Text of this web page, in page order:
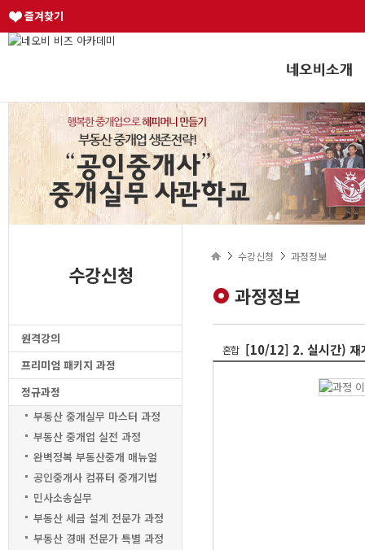
즐겨찾기
수강신청
원격강의
프리미엄 패키지 과정
정규과정
부동산 중개실무 마스터 과정
부동산 중개업 실전 과정
완벽정복 부동산중개 매뉴얼
공인중개사 컴퓨터 중개기법
민사소송실무
부동산 세금 설계 전문가 과정
부동산 경매 전문가 특별 과정
수강신청 과정정보
과정정보
혼합 [10/12] 2. 실시간) 재